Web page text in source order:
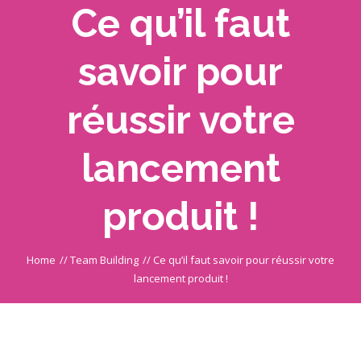
Ce qu’il faut
savoir pour
réussir votre
lancement
produit !
Home //Team Building // Ce qu’il faut savoir pour réussir votre
lancement produit !